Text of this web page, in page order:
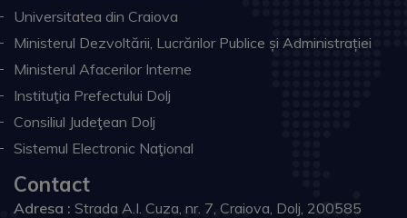
Universitatea din Craiova
Ministerul Dezvoltării, Lucrărilor Publice și Administrației
Ministerul Afacerilor Interne
Instituţia Prefectului Dolj
Consiliul Judeţean Dolj
Sistemul Electronic Naţional
Contact
Adresa : Strada A.I. Cuza, nr. 7, Craiova, Dolj, 200585